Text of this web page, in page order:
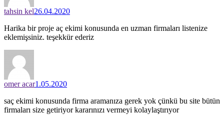
tahsin kel26.04.2020
Harika bir proje aç ekimi konusunda en uzman firmaları listenize
eklemişsiniz. teşekkür ederiz
omer acar1.05.2020
saç ekimi konusunda firma aramanıza gerek yok çünkü bu site bütün
firmaları size getiriyor kararınızı vermeyi kolaylaştırıyor